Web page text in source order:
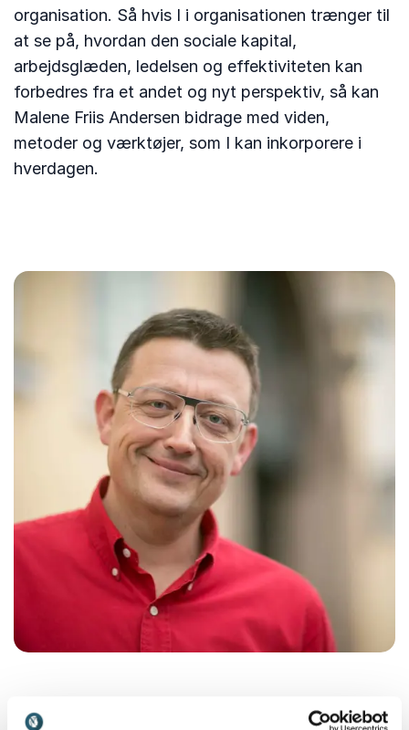
organisation. Så hvis I i organisationen trænger til
at se på, hvordan den sociale kapital,
arbejdsglæden, ledelsen og effektiviteten kan
forbedres fra et andet og nyt perspektiv, så kan
Malene Friis Andersen bidrage med viden,
metoder og værktøjer, som I kan inkorporere i
hverdagen.
Henrik Lehmann Andersen